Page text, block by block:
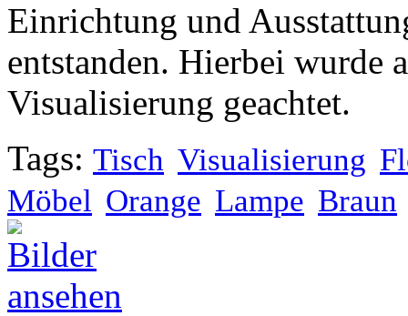
Einrichtung und
entstanden. Hierbei wurde
Visualisierung geachtet.
Tags: Tisch Visualisierung
Möbel Orange Lampe Braun